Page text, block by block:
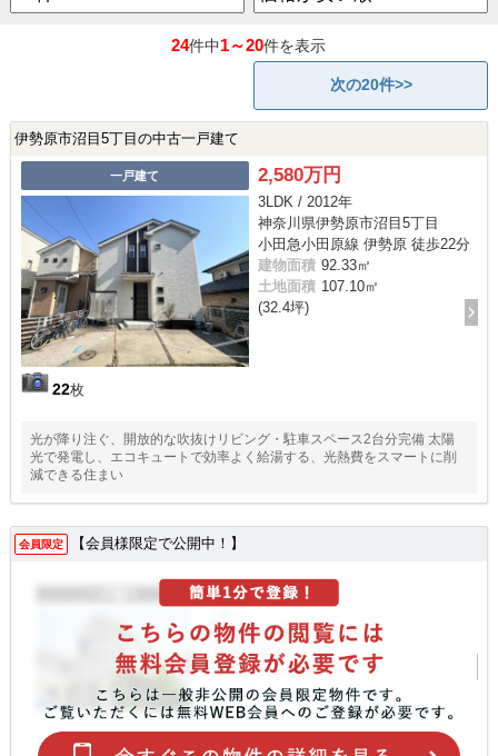
24件中1～20件を表示
次の20件>>
伊勢原市沼目5丁目の中古一戸建て
一戸建て
22枚
2,580万円
3LDK / 2012年
神奈川県伊勢原市沼目5丁目
小田急小田原線 伊勢原 徒歩22分
建物面積 92.33㎡
土地面積 107.10㎡
(32.4坪)
光が降り注ぐ、開放的な吹抜けリビング・駐車スペース2台分完備 太陽
光で発電し、エコキュートで効率よく給湯する、光熱費をスマートに削
減できる住まい
会員限定 【会員様限定で公開中！】